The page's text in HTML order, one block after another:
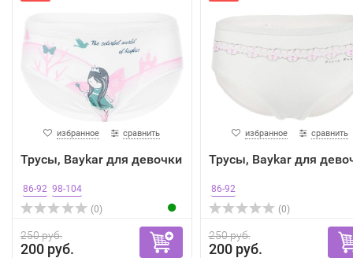
избранное сравнить
Трусы, Baykar для девочки
86-92 98-104
(0)
250 руб.
200 руб.
избранное сравнить
Трусы, Baykar для
86-92
(0)
250 руб.
200 руб.